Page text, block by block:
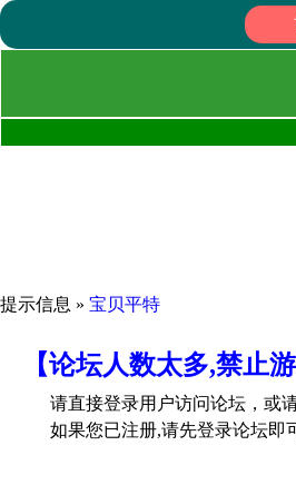
提示信息 » 宝贝平特
【论坛人数太多,禁止
请直接登录用户访问论坛，或
如果您已注册,请先登录论坛即